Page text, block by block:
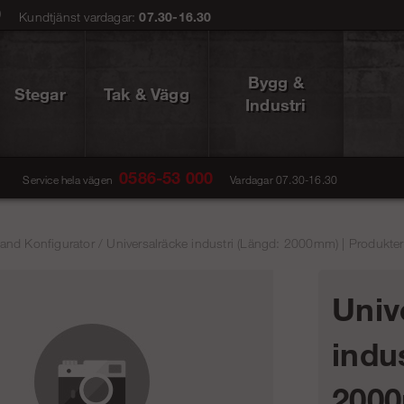
Kundtjänst vardagar:07.30-16.30
Stegar Tak & Vägg
Bygg &
Industri
Service hela vägen 0586-53 000 Vardagar 07.30-16.30
Konfigurator/ Universalräcke industri (Längd: 2000mm) |